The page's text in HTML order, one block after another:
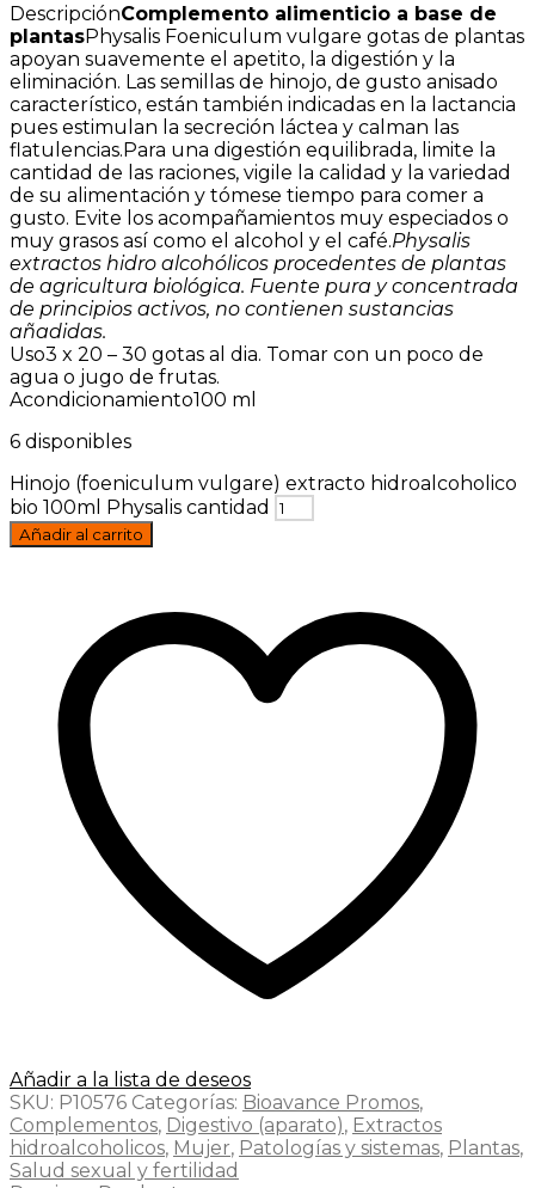
DescripciónComplemento alimenticio a base de
plantasPhysalis Foeniculum vulgare gotas de plantas
apoyan suavemente el apetito, la digestión y la
eliminación. Las semillas de hinojo, de gusto anisado
característico, están también indicadas en la lactancia
pues estimulan la secreción láctea y calman las
flatulencias.Para una digestión equilibrada, limite la
cantidad de las raciones, vigile la calidad y la variedad
de su alimentación y tómese tiempo para comer a
gusto. Evite los acompañamientos muy especiados o
muy grasos así como el alcohol y el café.Physalis
extractos hidro alcohólicos procedentes de plantas
de agricultura biológica. Fuente pura y concentrada
de principios activos, no contienen sustancias
añadidas.
Uso3 x 20 – 30 gotas al dia. Tomar con un poco de
agua o jugo de frutas.
Acondicionamiento100 ml
6 disponibles
Hinojo (foeniculum vulgare) extracto hidroalcoholico
bio 100ml Physalis cantidad
Añadir al carrito
Añadir a la lista de deseos
SKU: P10576 Categorías: Bioavance Promos,
Complementos, Digestivo (aparato), Extractos
hidroalcoholicos, Mujer, Patologías y sistemas, Plantas,
Salud sexual y fertilidad